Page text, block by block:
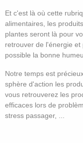
Et c'est là où cette
alimentaires, les
plantes seront là pour
retrouver de l'énergie
possible la bonne
Notre temps est
sphère d'action les
vous retrouverez les
efficaces lors de
stress passager, ...